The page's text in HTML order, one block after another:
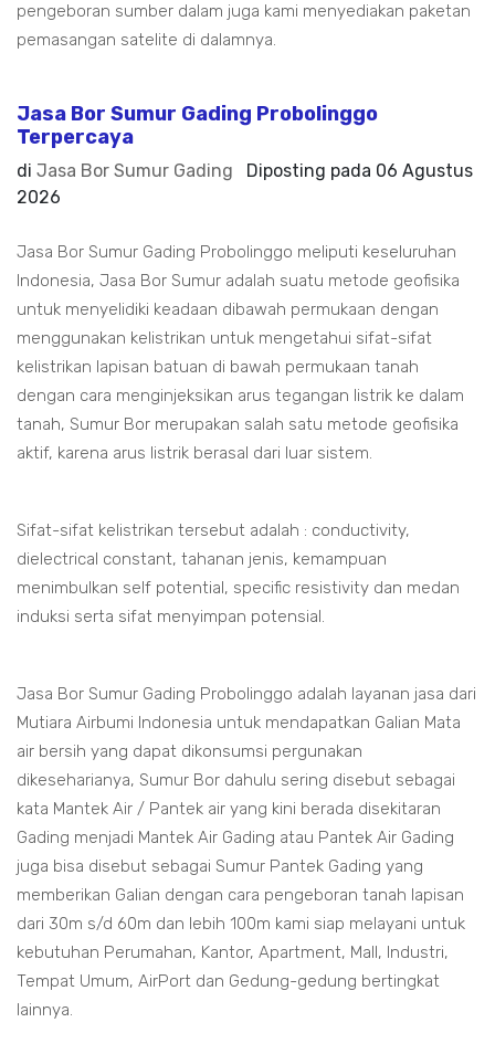
pengeboran sumber dalam juga kami menyediakan paketan
pemasangan satelite di dalamnya.
Jasa Bor Sumur Gading Probolinggo
Terpercaya
di Jasa Bor Sumur Gading Diposting pada 06 Agustus
2026
Jasa Bor Sumur Gading Probolinggo meliputi keseluruhan
Indonesia, Jasa Bor Sumur adalah suatu metode geofisika
untuk menyelidiki keadaan dibawah permukaan dengan
menggunakan kelistrikan untuk mengetahui sifat-sifat
kelistrikan lapisan batuan di bawah permukaan tanah
dengan cara menginjeksikan arus tegangan listrik ke dalam
tanah, Sumur Bor merupakan salah satu metode geofisika
aktif, karena arus listrik berasal dari luar sistem.
Sifat-sifat kelistrikan tersebut adalah : conductivity,
dielectrical constant, tahanan jenis, kemampuan
menimbulkan self potential, specific resistivity dan medan
induksi serta sifat menyimpan potensial.
Jasa Bor Sumur Gading Probolinggo adalah layanan jasa dari
Mutiara Airbumi Indonesia untuk mendapatkan Galian Mata
air bersih yang dapat dikonsumsi pergunakan
dikeseharianya, Sumur Bor dahulu sering disebut sebagai
kata Mantek Air / Pantek air yang kini berada disekitaran
Gading menjadi Mantek Air Gading atau Pantek Air Gading
juga bisa disebut sebagai Sumur Pantek Gading yang
memberikan Galian dengan cara pengeboran tanah lapisan
dari 30m s/d 60m dan lebih 100m kami siap melayani untuk
kebutuhan Perumahan, Kantor, Apartment, Mall, Industri,
Tempat Umum, AirPort dan Gedung-gedung bertingkat
lainnya.